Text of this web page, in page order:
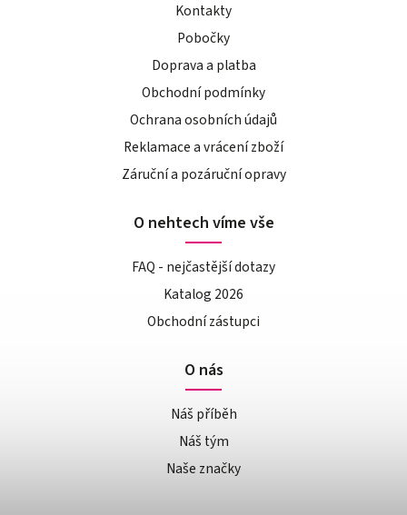
Kontakty
Pobočky
Doprava a platba
Obchodní podmínky
Ochrana osobních údajů
Reklamace a vrácení zboží
Záruční a pozáruční opravy
O nehtech víme vše
FAQ - nejčastější dotazy
Katalog 2026
Obchodní zástupci
O nás
Náš příběh
Náš tým
Naše značky